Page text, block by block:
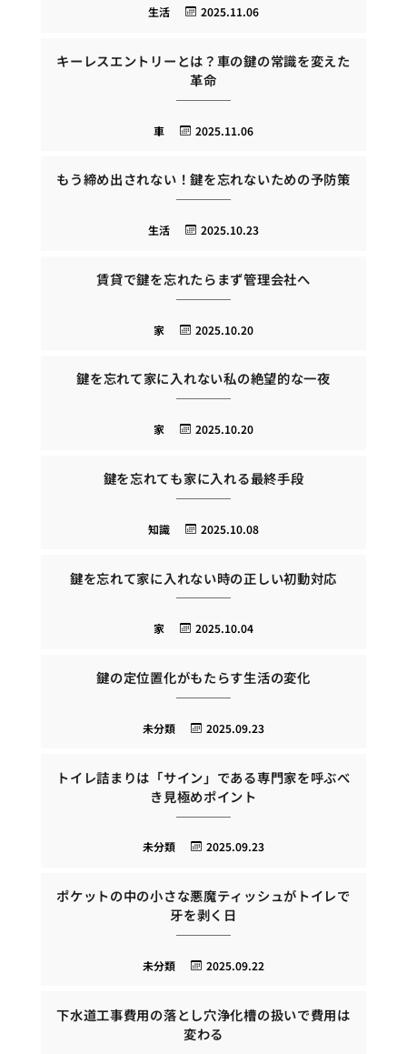
2025.11.06
生活
キーレスエントリーとは？車の鍵の常識を変えた
革命
2025.11.06
車
もう締め出されない！鍵を忘れないための予防策
2025.10.23
生活
賃貸で鍵を忘れたらまず管理会社へ
2025.10.20
家
鍵を忘れて家に入れない私の絶望的な一夜
2025.10.20
家
鍵を忘れても家に入れる最終手段
2025.10.08
知識
鍵を忘れて家に入れない時の正しい初動対応
2025.10.04
家
鍵の定位置化がもたらす生活の変化
2025.09.23
未分類
トイレ詰まりは「サイン」である専門家を呼ぶべ
き見極めポイント
2025.09.23
未分類
ポケットの中の小さな悪魔ティッシュがトイレで
牙を剥く日
2025.09.22
未分類
下水道工事費用の落とし穴浄化槽の扱いで費用は
変わる